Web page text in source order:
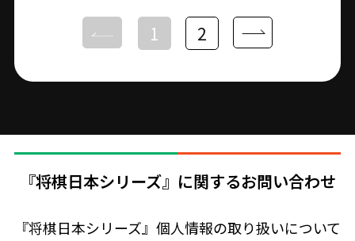
1 2
『将棋日本シリーズ』に関するお問い合わせ
『将棋日本シリーズ』個人情報の取り扱いについて